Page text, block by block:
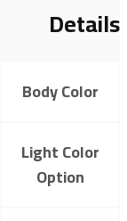
Details
Body Color
Light Color
Option